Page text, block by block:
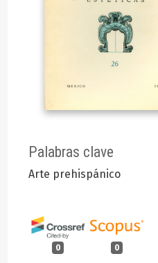
Palabras clave
Arte prehispánico
0 0